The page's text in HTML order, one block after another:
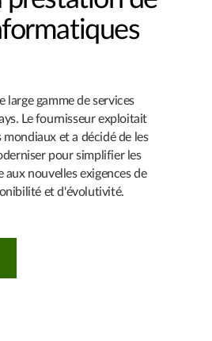
large gamme de services
Le fournisseur exploitait
et a décidé de les
pour simplifier les
nouvelles exigences de
et d'évolutivité.